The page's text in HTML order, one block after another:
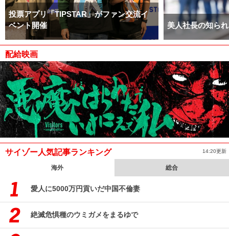
投票アプリ「TIPSTAR」がファン交流イ
ベント開催
美人社長の知ら
配給映画
サイゾー人気記事ランキング 14:20更新
海外 総合
愛人に5000万円貢いだ中国不倫妻
絶滅危惧種のウミガメをまるゆで